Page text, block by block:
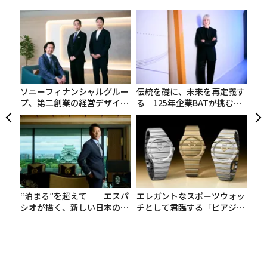
ソニーフィナンシャルグルー
プ、第二創業の経営デザイン
──カギは意志を引き出し、
束ね、共創すること
伝統を礎に、未来を再定義す
る 125年企業BATが挑むス
モークレスな未来
“泊まる”を超えて──エスパ
シオが描く、新しい日本のラ
エレガントなスポーツウォッ
チとして君臨する「ピアジ